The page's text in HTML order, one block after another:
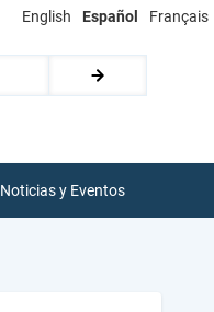
English Español Français
Noticias y Eventos